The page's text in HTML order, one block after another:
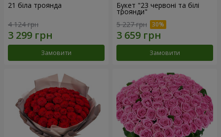
21 біла троянда
4 124 грн
Замовити
Букет "23 червоні та білі
троянди"
5 227 грн
Замовити